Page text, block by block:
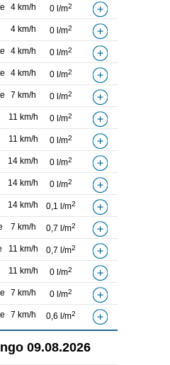
4 km/h 0 l/m2
4 km/h 0 l/m2
4 km/h 0 l/m2
4 km/h 0 l/m2
7 km/h 0 l/m2
11 km/h 0 l/m2
11 km/h 0 l/m2
14 km/h 0 l/m2
14 km/h 0 l/m2
14 km/h 0,1 l/m2
7 km/h 0,7 l/m2
11 km/h 0,7 l/m2
11 km/h 0 l/m2
7 km/h 0 l/m2
7 km/h 0,6 l/m2
09.08.2026